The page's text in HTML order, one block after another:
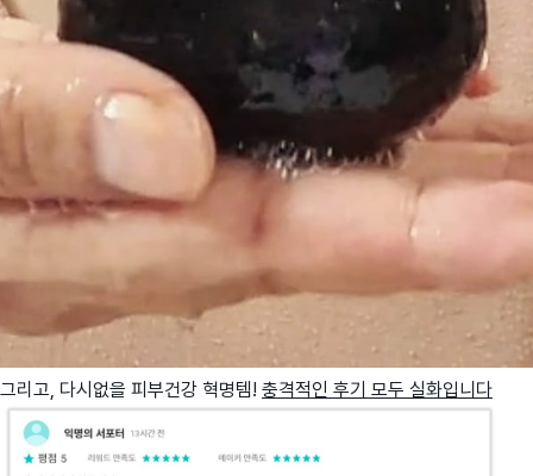
그리고, 다시없을 피부건강 혁명템! 충격적인 후기 모두 실화입니다